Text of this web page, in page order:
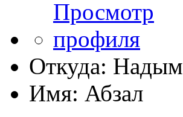
Откуда: Надым
Имя: Абзал